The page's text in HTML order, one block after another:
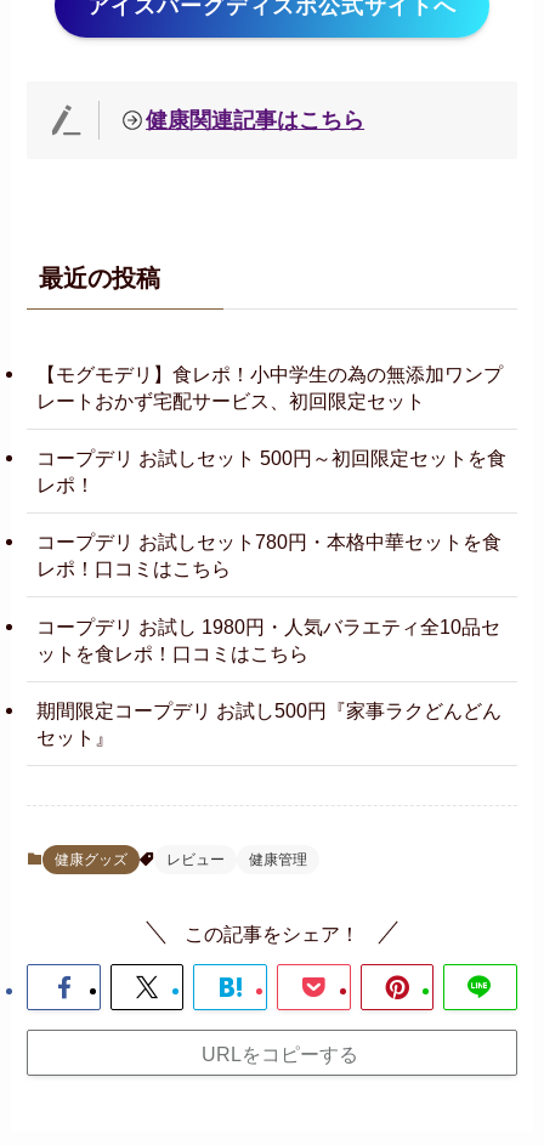
アイスバーグディスポ公式サイトへ
健康関連記事はこちら
最近の投稿
【モグモデリ】食レポ！小中学生の為の無添加ワンプ
レートおかず宅配サービス、初回限定セット
コープデリ お試しセット 500円～初回限定セットを食
レポ！
コープデリ お試しセット780円・本格中華セットを食
レポ！口コミはこちら
コープデリ お試し 1980円・人気バラエティ全10品セ
ットを食レポ！口コミはこちら
期間限定コープデリ お試し500円『家事ラクどんどん
セット』
健康グッズ レビュー 健康管理
この記事をシェア！
URLをコピーする